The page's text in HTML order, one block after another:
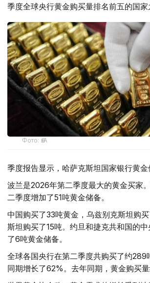
季度全球央行黄金购买量排名前五的国家
Фото: ӨзА
季度报告显示，哈萨克斯坦国家银行黄金
波兰是2026年第二季度最大的黄金买家
二季度增加了51吨黄金储备。
中国购买了33吨黄金，乌兹别克斯坦购
斯坦购买了15吨。约旦和捷克共和国的
了6吨黄金储备。
全球各国央行在第二季度共购买了约289
同期增长了62%。去年同期，黄金购买量